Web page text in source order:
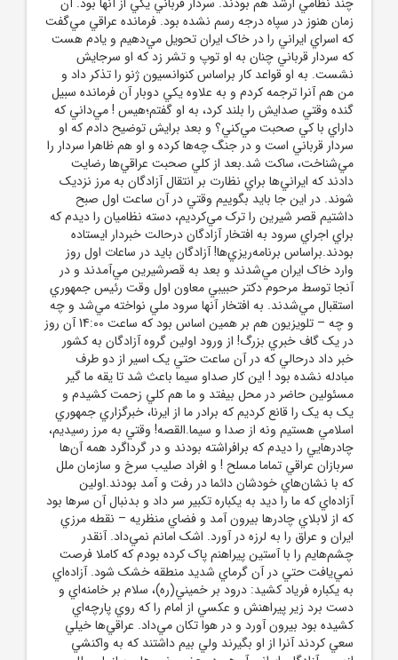
زمان هنوز در سپاه درجه رسم نشده بود. فرمانده عراقي مي‌گفت
که اسراي ايراني را در خاک ايران تحويل مي‌دهيم و يادم هست
که سردار قرباني چنان به او توپ و تشر زد که او سرجايش
نشست. به او قواعد کار براساس کنوانسيون ژنو را تذکر داد و
من هم آنرا ترجمه کردم و به علاوه يکي دوبار آن فرمانده سبيل
گنده وقتي صدايش را بلند کرد، به او گفتم؛هيس ! مي‌داني که
داراي با کي صحبت مي‌کني؟ و بعد برايش توضيح دادم که او
سردار قرباني است و در جنگ چه‌ها کرده و او هم ظاهرا سردار را
مي‌شناخت، ساکت شد.بعد از کلي صحبت عراقي‌ها رضايت
دادند که ايراني‌ها براي نظارت بر انتقال آزادگان به مرز نزديک
شوند. در اين جا بايد بگوييم وقتي در آن ساعت اول صبح
داشتيم قصر شيرين را ترک مي‌کرديم، دسته نظاميان را ديدم که
براي اجراي سرود به افتخار آزادگان درحالت خبر‌دار ايستاده
بودند.براساس برنامه‌ريزي‌ها! آزادگان بايد در ساعات اول روز
وارد خاک ايران مي‌شدند و بعد به قصرشيرين مي‌آمدند و در
آنجا توسط مرحوم دکتر حبيبي معاون اول وقت رئيس جمهوري
استقبال مي‌شدند. به افتخار آنها سرود ملي نواخته مي‌شد و چه
و چه – تلويزيون هم بر همين اساس بود که ساعت 14:00 آن روز
در يک گاف خبري بزرگ! از ورود اولين گروه آزادگان به کشور
خبر داد درحالي که در آن ساعت حتي يک اسير از دو طرف
مبادله نشده بود ! اين کار صداو سيما باعث شد تا يقه ما گير
مسئولين حاضر در محل بيفتد و ما هم کلي زحمت کشيدم و
يک به يک را قانع کرديم که برادر ما از ايرنا، خبرگزاري جمهوري
اسلامي هستيم ونه از صدا و سيما.القصه! وقتي به مرز رسيديم،
چادرهايي را ديدم که برافراشته بودند و در گرداگرد همه آن‌ها
سربازان عراقي تماما مسلح ! و افراد صليب سرخ و سازمان ملل
که با نشان‌هاي خودشان دائما در رفت و آمد بودند.اولين
آزاده‌اي که ما را ديد به يکباره تکبير سر داد و بدنبال آن سرها بود
که از لابلاي چادرها بيرون آمد و فضاي منظريه – نقطه مرزي
ايران و عراق را به لرزه در آورد. اشک امانم نمي‌داد. آنقدر
چشم‌هايم را با آستين پيراهنم پاک کرده بودم که کاملا فرصت
نمي‌يافت حتي در آن گرماي شديد منطقه خشک شود. آزاده‌اي
به يکباره فرياد کشيد: درود بر خميني(ره)، سلام بر خامنه‌اي و
دست برد زير پيراهنش و عکسي از امام را که روي پارچه‌اي
کشيده بود بيرون آورد و در هوا تکان مي‌داد. عراقي‌ها خيلي
سعي کردند آنرا از او بگيرند ولي بيم داشتند که به واکنشي